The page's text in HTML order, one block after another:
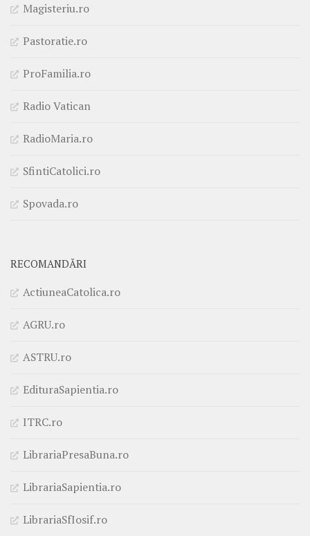
Magisteriu.ro
Pastoratie.ro
ProFamilia.ro
Radio Vatican
RadioMaria.ro
SfintiCatolici.ro
Spovada.ro
RECOMANDĂRI
ActiuneaCatolica.ro
AGRU.ro
ASTRU.ro
EdituraSapientia.ro
ITRC.ro
LibrariaPresaBuna.ro
LibrariaSapientia.ro
LibrariaSfIosif.ro